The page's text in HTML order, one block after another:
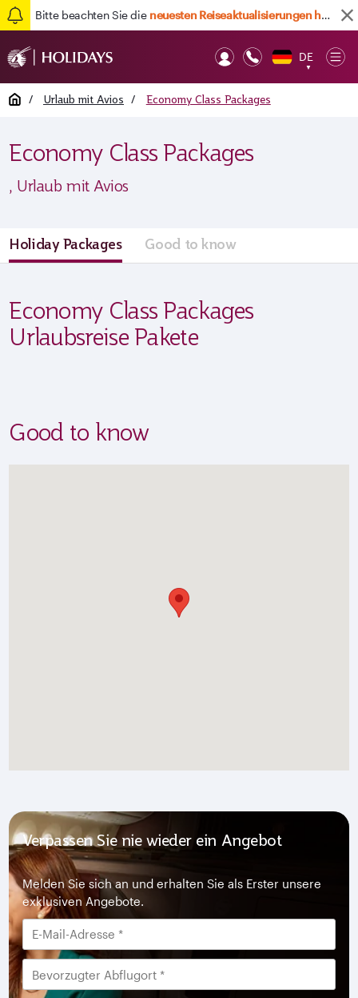
Bitte beachten Sie die neuesten Reiseaktualisierungen hier
DE
▼
Home / Urlaub mit Avios / Economy Class Packages
Economy Class Packages
, Urlaub mit Avios
Holiday Packages Good to know
Economy Class Packages
Urlaubsreise Pakete
Good to know
Verpassen Sie nie wieder ein Angebot
Melden Sie sich an und erhalten Sie als Erster unsere
exklusiven Angebote.